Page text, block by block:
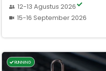
12-13 Agustus 2026
15-16 September 2026
RUNNING